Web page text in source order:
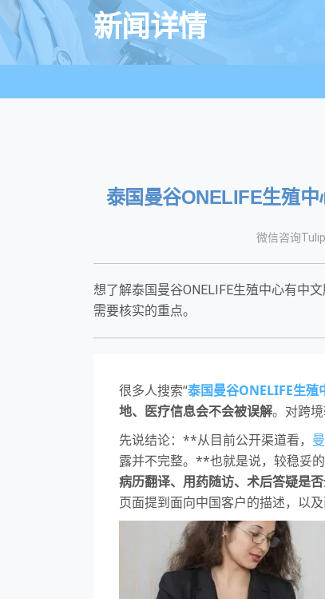
新闻详情
泰国曼谷ONELIFE生殖
微信咨询
想了解泰国曼谷ONELIFE生殖中心有中
需要核实的重点。
很多人搜索“泰国曼谷ONELIFE生殖
地、医疗信息会不会被误解。对跨
先说结论：**从目前公开渠道看，
露并不完整。**也就是说，较稳妥
病历翻译、用药随访、术后答疑是
页面提到面向中国客户的描述，以